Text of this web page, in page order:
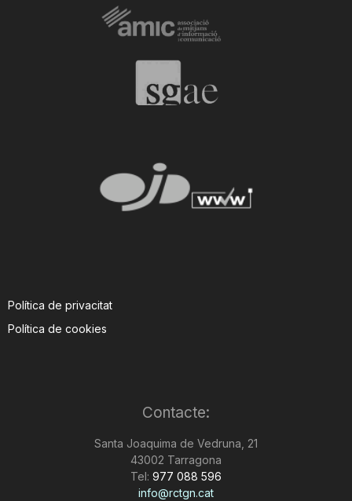
Política de privacitat
Política de cookies
Contacte:
Santa Joaquima de Vedruna, 21
43002 Tarragona
Tel: 977 088 596
info@rctgn.cat